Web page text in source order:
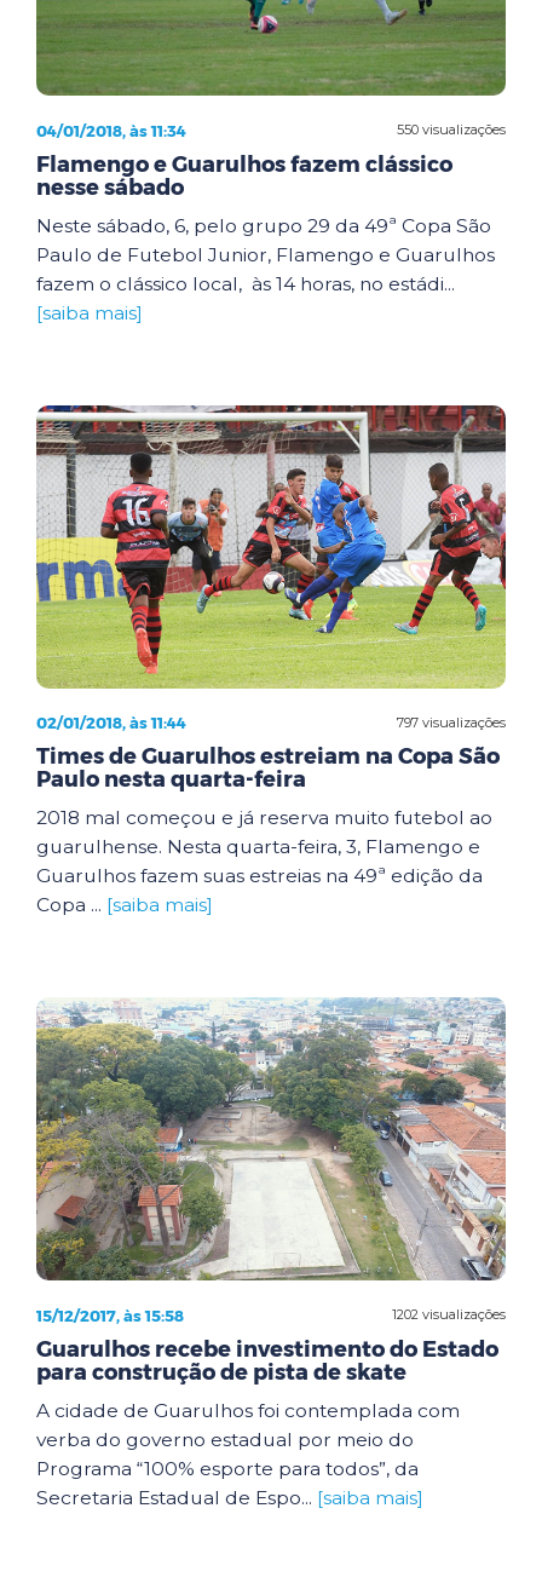
550 visualizações
04/01/2018, às 11:34
Flamengo e Guarulhos fazem clássico
nesse sábado
Neste sábado, 6, pelo grupo 29 da 49ª Copa São
Paulo de Futebol Junior, Flamengo e Guarulhos
fazem o clássico local, às 14 horas, no estádi...
[saiba mais]
797 visualizações
02/01/2018, às 11:44
Times de Guarulhos estreiam na Copa São
Paulo nesta quarta-feira
2018 mal começou e já reserva muito futebol ao
guarulhense. Nesta quarta-feira, 3, Flamengo e
Guarulhos fazem suas estreias na 49ª edição da
Copa ... [saiba mais]
1202 visualizações
15/12/2017, às 15:58
Guarulhos recebe investimento do Estado
para construção de pista de skate
A cidade de Guarulhos foi contemplada com
verba do governo estadual por meio do
Programa “100% esporte para todos”, da
Secretaria Estadual de Espo... [saiba mais]